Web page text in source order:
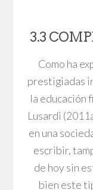
3.3
Como ha
prestigiadas
la educación
Lusardi
en una
escribir,
de hoy sin
bien este